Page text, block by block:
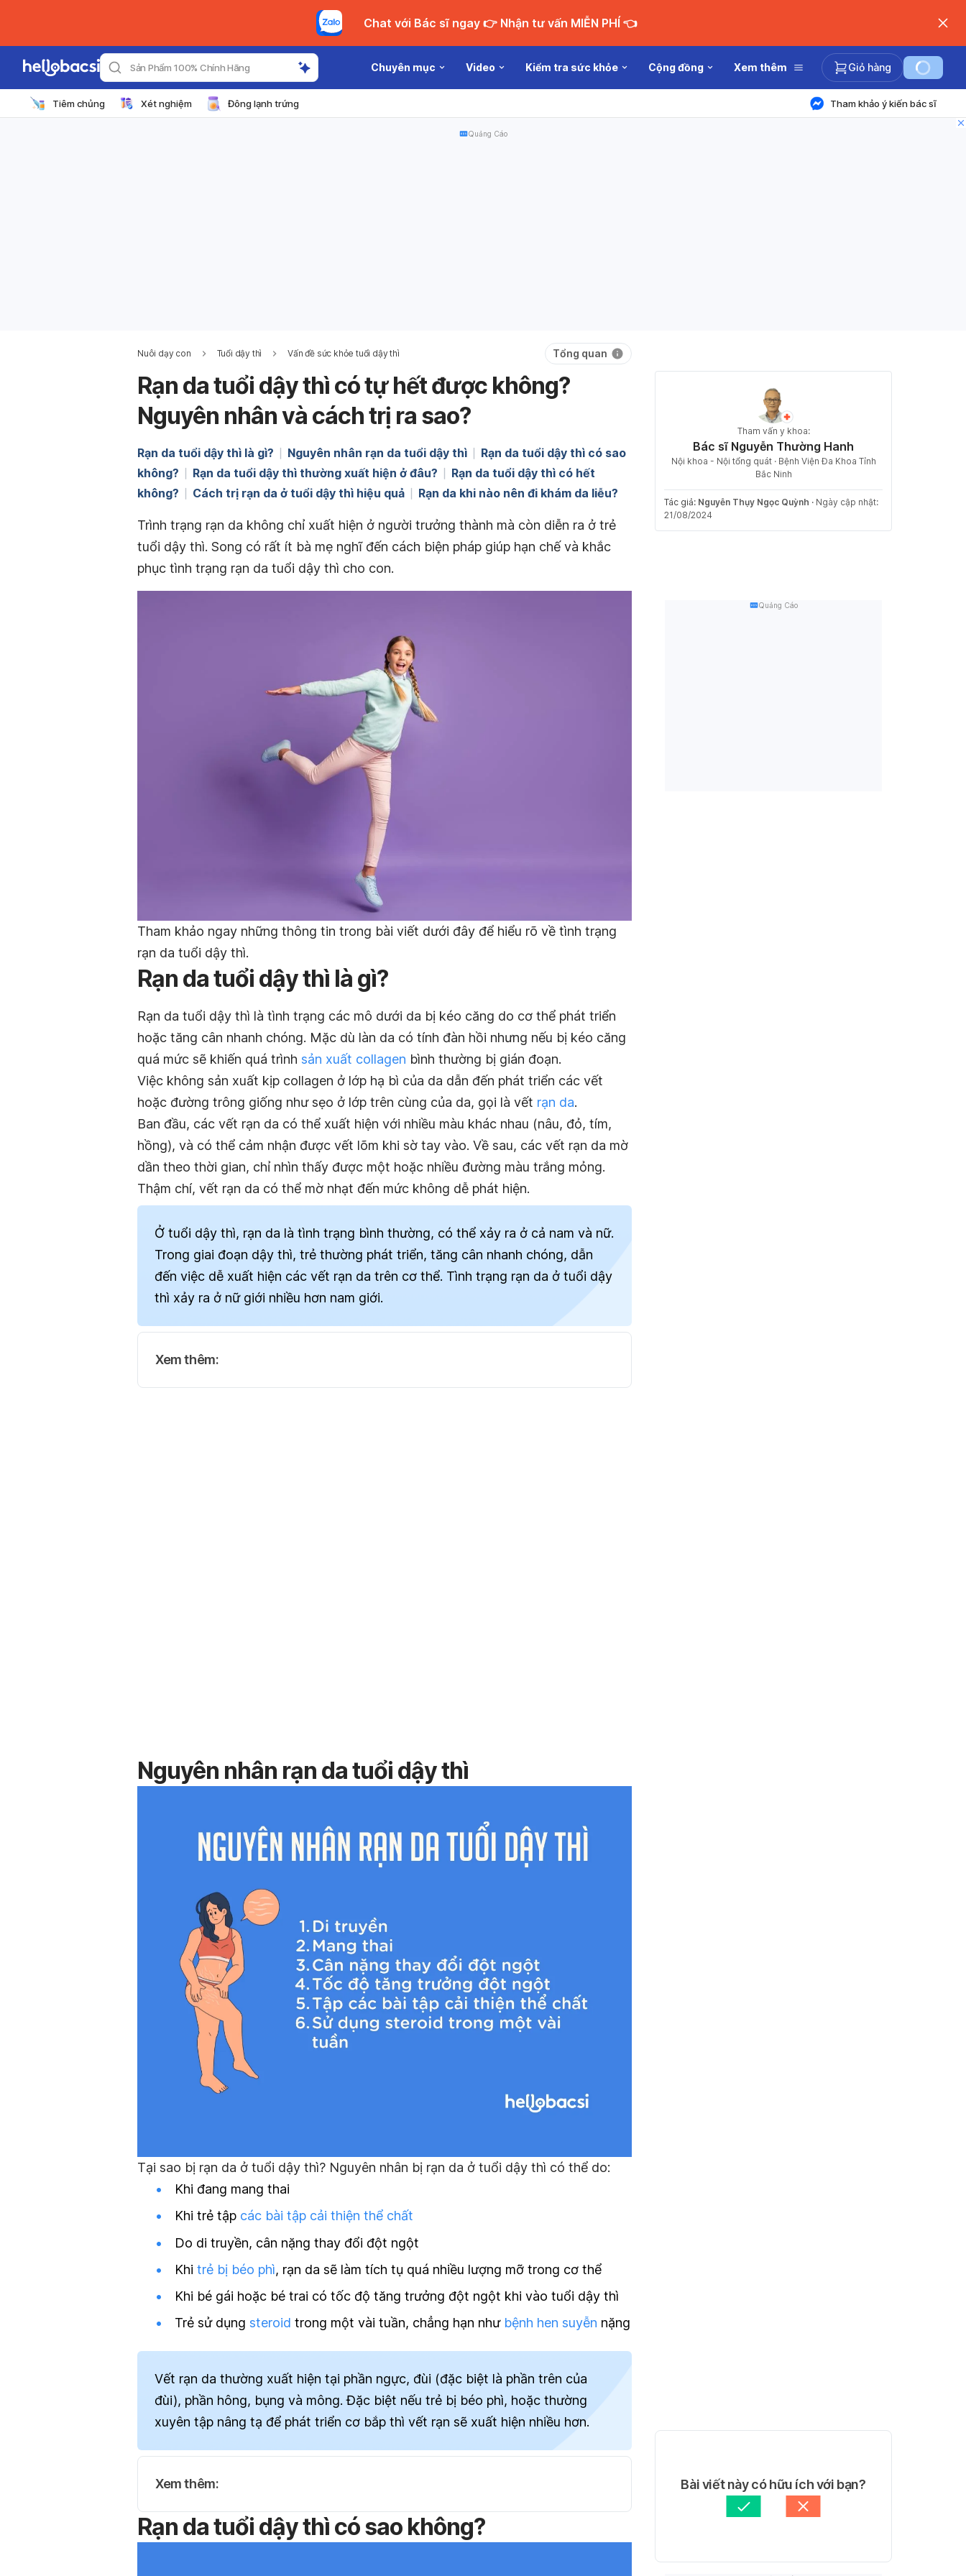
Chat với Bác sĩ ngay 👉 Nhận tư vấn MIỄN PHÍ 👈
Sản Phẩm 100% Chính Hãng Chuyên mục Video Kiểm tra sức khỏe Cộng đồng Xem thêm Giỏ hàng
Tiêm chủng Xét nghiệm Đông lạnh trứng Tham khảo ý kiến bác sĩ
Quảng Cáo
Nuôi dạy con Tuổi dậy thì Vấn đề sức khỏe tuổi dậy thì Tổng quan
Rạn da tuổi dậy thì có tự hết được không?
Nguyên nhân và cách trị ra sao?
Rạn da tuổi dậy thì là gì? Nguyên nhân rạn da tuổi dậy thì
Rạn da tuổi dậy thì có sao
không?
Rạn da tuổi dậy thì thường xuất hiện ở đâu?
Rạn da tuổi dậy thì có hết
không?
Cách trị rạn da ở tuổi dậy thì hiệu quả Rạn da khi nào nên đi khám da liễu?
Trình trạng rạn da không chỉ xuất hiện ở người trưởng thành mà còn diễn ra ở trẻ
tuổi dậy thì. Song có rất ít bà mẹ nghĩ đến cách biện pháp giúp hạn chế và khắc
phục tình trạng rạn da tuổi dậy thì cho con.
Tham khảo ngay những thông tin trong bài viết dưới đây để hiểu rõ về tình trạng
rạn da tuổi dậy thì.
Rạn da tuổi dậy thì là gì?
Rạn da tuổi dậy thì là tình trạng các mô dưới da bị kéo căng do cơ thể phát triển
hoặc tăng cân nhanh chóng. Mặc dù làn da có tính đàn hồi nhưng nếu bị kéo căng
quá mức sẽ khiến quá trình sản xuất collagen bình thường bị gián đoạn.
Việc không sản xuất kịp collagen ở lớp hạ bì của da dẫn đến phát triển các vết
hoặc đường trông giống như sẹo ở lớp trên cùng của da, gọi là vết rạn da.
Ban đầu, các vết rạn da có thể xuất hiện với nhiều màu khác nhau (nâu, đỏ, tím,
hồng), và có thể cảm nhận được vết lõm khi sờ tay vào. Về sau, các vết rạn da mờ
dần theo thời gian, chỉ nhìn thấy được một hoặc nhiều đường màu trắng mỏng.
Thậm chí, vết rạn da có thể mờ nhạt đến mức không dễ phát hiện.
Ở tuổi dậy thì, rạn da là tình trạng bình thường, có thể xảy ra ở cả nam và nữ.
Trong giai đoạn dậy thì, trẻ thường phát triển, tăng cân nhanh chóng, dẫn
đến việc dễ xuất hiện các vết rạn da trên cơ thể. Tình trạng rạn da ở tuổi dậy
thì xảy ra ở nữ giới nhiều hơn nam giới.
Xem thêm:
Nguyên nhân rạn da tuổi dậy thì
Tại sao bị rạn da ở tuổi dậy thì? Nguyên nhân bị rạn da ở tuổi dậy thì có thể do:
Khi đang mang thai
Khi trẻ tập các bài tập cải thiện thể chất
Do di truyền, cân nặng thay đổi đột ngột
Khi trẻ bị béo phì, rạn da sẽ làm tích tụ quá nhiều lượng mỡ trong cơ thể
Khi bé gái hoặc bé trai có tốc độ tăng trưởng đột ngột khi vào tuổi dậy thì
Trẻ sử dụng steroid trong một vài tuần, chẳng hạn như bệnh hen suyễn nặng
Vết rạn da thường xuất hiện tại phần ngực, đùi (đặc biệt là phần trên của
đùi), phần hông, bụng và mông. Đặc biệt nếu trẻ bị béo phì, hoặc thường
xuyên tập nâng tạ để phát triển cơ bắp thì vết rạn sẽ xuất hiện nhiều hơn.
Xem thêm:
Rạn da tuổi dậy thì có sao không?
Tham vấn y khoa:
Bác sĩ Nguyễn Thường Hanh
Nội khoa - Nội tổng quát · Bệnh Viện Đa Khoa Tỉnh
Bắc Ninh
Tác giả: Nguyễn Thụy Ngọc Quỳnh · Ngày cập nhật:
21/08/2024
Quảng Cáo
Bài viết này có hữu ích với bạn?